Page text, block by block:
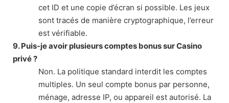
cet ID et une copie d’écran si possible. Les jeux
sont tracés de manière cryptographique, l’erreur
est vérifiable.
9. Puis-je avoir plusieurs comptes bonus sur Casino
privé ?
Non. La politique standard interdit les comptes
multiples. Un seul compte bonus par personne,
ménage, adresse IP, ou appareil est autorisé. La